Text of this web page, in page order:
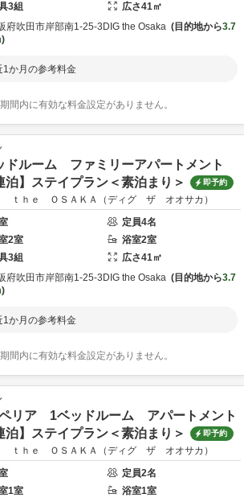
3組 広さ41㎡
府吹田市岸部南1-25-3 DIG the Osaka 目的地から3.7
1か月の参考料金
間内に有効な料金設定がありません。
ドルーム ファミリーアパートメント
泊】ステイプラン＜素泊まり＞
即予約
ｔｈｅ ＯＳＡＫＡ（ディグ ザ オオサカ）
定員4名
2室 浴室2室
3組 広さ41㎡
府吹田市岸部南1-25-3 DIG the Osaka 目的地から3.7
1か月の参考料金
間内に有効な料金設定がありません。
リア 1ベッドルーム アパートメント
泊】ステイプラン＜素泊まり＞
即予約
ｔｈｅ ＯＳＡＫＡ（ディグ ザ オオサカ）
定員2名
1室 浴室1室